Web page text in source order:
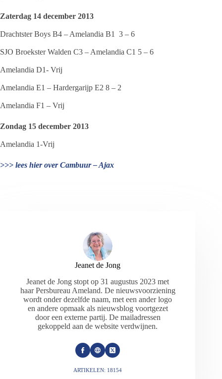
Zaterdag 14 december 2013
Drachtster Boys B4 – Amelandia B1 3 – 6
SJO Broekster Walden C3 – Amelandia C1 5 – 6
Amelandia D1- Vrij
Amelandia E1 – Hardergarijp E2 8 – 2
Amelandia F1 – Vrij
Zondag 15 december 2013
Amelandia 1-Vrij
>>> lees hier over Cambuur – Ajax
Jeanet de Jong
Jeanet de Jong stopt op 31 augustus 2023 met
haar Persbureau Ameland. De nieuwsvoorziening
wordt onder dezelfde naam, met een ander logo
en andere opmaak als nieuwsblog voortgezet
door een externe partij. De mailadressen
gekoppeld aan de website verdwijnen.
ARTIKELEN: 18154